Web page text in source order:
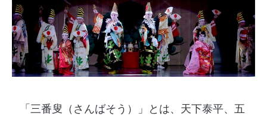
「三番叟（さんばそう）」とは、天下泰平、五